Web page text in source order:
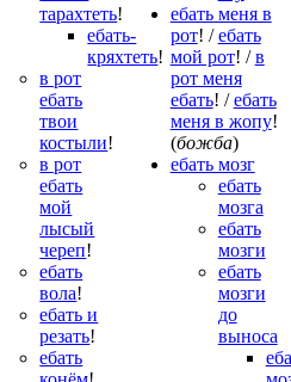
тарахтеть!
ебать-
кряхтеть!
в рот
ебать
твои
костыли!
в рот
ебать
мой
лысый
череп!
ебать
вола!
ебать и
резать!
ебать
ебать меня в
рот! /ебать
мой рот! /в
рот меня
ебать! /ебать
меня в жопу!
(божба)
ебать мозг
ебать
мозга
ебать
мозги
ебать
мозги
до
выноса